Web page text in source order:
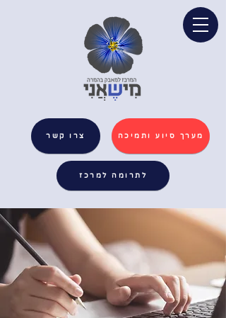
מערך סיוע ותמיכה צרו קשר
לתרומה למרכז